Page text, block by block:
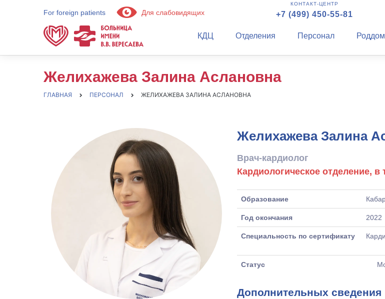
For foreign patients Для слабовидящих
КОНТАКТ-ЦЕНТР
+7 (499) 450-55-81
КДЦ Отделения Персонал
Желихажева Залина Аслановна
ГЛАВНАЯ ПЕРСОНАЛ ЖЕЛИХАЖЕВА ЗАЛИНА АСЛАНОВНА
Желихажева Залина
Врач-кардиолог
Кардиологическое отделение,
Образование
Год окончания 2022
Специальность по сертификату
Статус
Дополнительных сведения